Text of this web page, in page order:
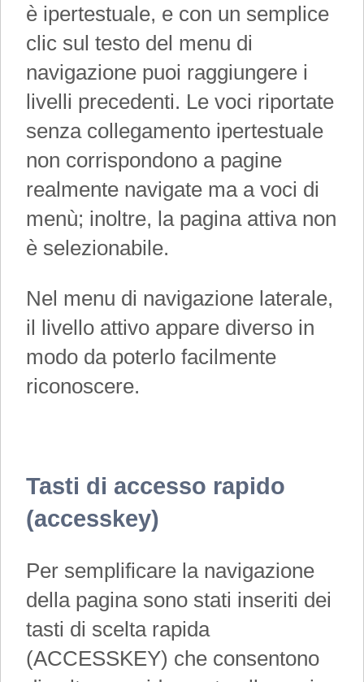
è ipertestuale, e con un semplice
clic sul testo del menu di
navigazione puoi raggiungere i
livelli precedenti. Le voci riportate
senza collegamento ipertestuale
non corrispondono a pagine
realmente navigate ma a voci di
menù; inoltre, la pagina attiva non
è selezionabile.
Nel menu di navigazione laterale,
il livello attivo appare diverso in
modo da poterlo facilmente
riconoscere.
Tasti di accesso rapido
(accesskey)
Per semplificare la navigazione
della pagina sono stati inseriti dei
tasti di scelta rapida
(ACCESSKEY) che consentono